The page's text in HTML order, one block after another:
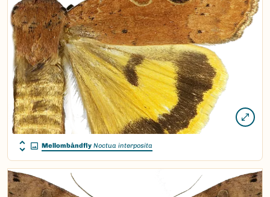
Mellombåndfly Noctua interposita